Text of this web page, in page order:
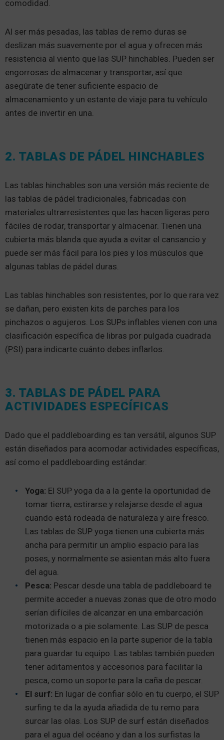
comodidad.
Al ser más pesadas, las tablas de remo duras se
deslizan más suavemente por el agua y ofrecen más
resistencia al viento que las SUP hinchables. Pueden ser
engorrosas de almacenar y transportar, así que
asegúrate de tener suficiente espacio de
almacenamiento y un estante de viaje para tu vehículo
antes de invertir en una.
2. TABLAS DE PÁDEL HINCHABLES
Las tablas hinchables son una versión más reciente de
las tablas de pádel tradicionales, fabricadas con
materiales ultrarresistentes que las hacen ligeras pero
fáciles de rodar, transportar y almacenar. Tienen una
cubierta más blanda que ayuda a evitar el cansancio y
puede ser más fácil para los pies y los músculos que
algunas tablas de pádel duras.
Las tablas hinchables son resistentes, por lo que rara vez
se dañan, pero existen kits de parches para los
pinchazos o agujeros. Los SUPs inflables vienen con una
clasificación específica de libras por pulgada cuadrada
(PSI) para indicarte cuánto debes inflarlos.
3. TABLAS DE PÁDEL PARA
ACTIVIDADES ESPECÍFICAS
Dado que el paddleboarding es tan versátil, algunos SUP
están diseñados para acomodar actividades específicas,
así como el paddleboarding estándar:
Yoga: El SUP yoga da a la gente la oportunidad de
tomar tierra, estirarse y relajarse desde el agua
cuando está rodeada de naturaleza y aire fresco.
Las tablas de SUP yoga tienen una cubierta más
ancha para permitir un amplio espacio para las
poses, y normalmente se asientan más alto fuera
del agua.
Pesca: Pescar desde una tabla de paddleboard te
permite acceder a nuevas zonas que de otro modo
serían difíciles de alcanzar en una embarcación
motorizada o a pie solamente. Las SUP de pesca
tienen más espacio en la parte superior de la tabla
para guardar tu equipo. Las tablas también pueden
tener aditamentos y accesorios para facilitar la
pesca, como un soporte para la caña de pescar.
El surf: En lugar de confiar sólo en tu cuerpo, el SUP
surfing te da la ayuda añadida de tu remo para
surcar las olas. Los SUP de surf están diseñados
para el agua del océano y dan a los surfistas la